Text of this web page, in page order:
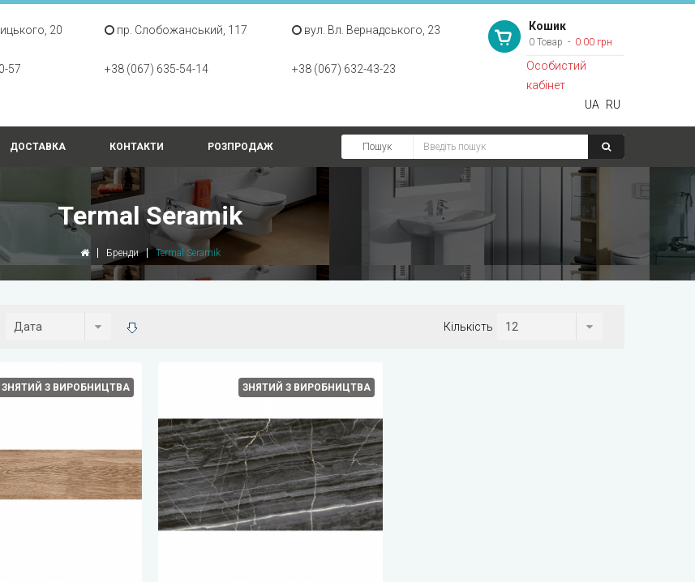
20
57
пр. Слобожанський, 117
+38 (067) 635-54-14
вул. Вл. Вернадського, 23
+38 (067) 632-43-23
Кошик
0 Товар 0.00 грн
Особистий
кабінет
UA
RU
ДОСТАВКА КОНТАКТИ РОЗПРОДАЖ Пошук
Termal Seramik
Бренди Termal Seramik
Кількість
ЗНЯТИЙ З ВИРОБНИЦТВА ЗНЯТИЙ З ВИРОБНИЦТВА